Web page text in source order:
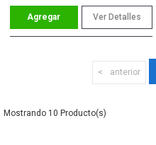
Ver Detalles
anterior
10